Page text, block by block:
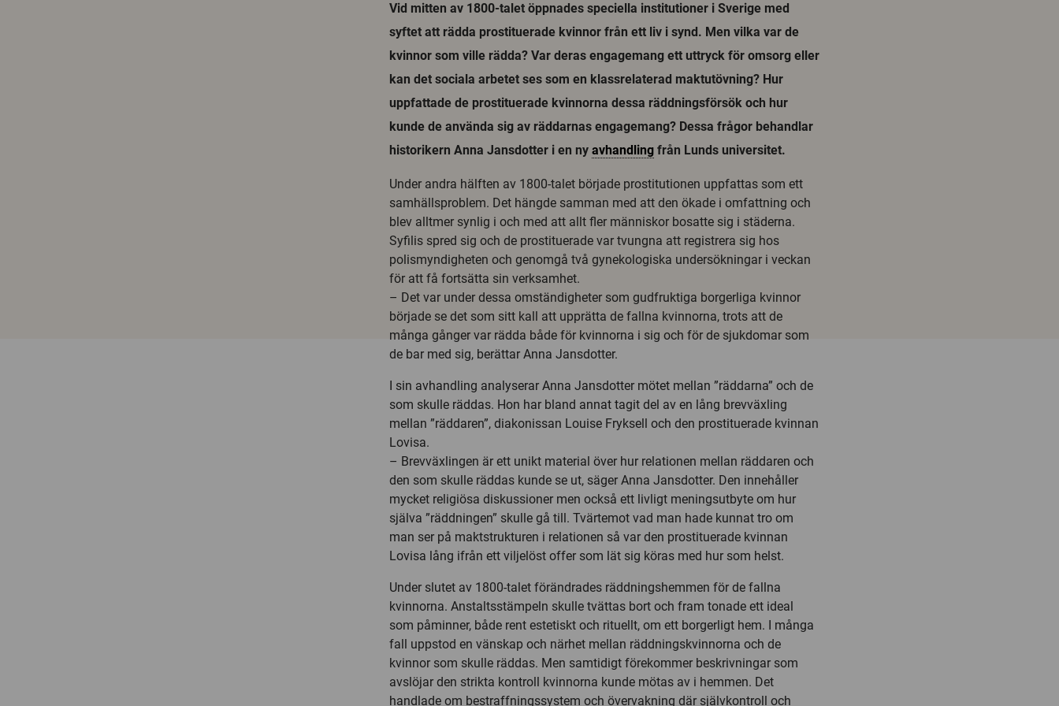
Vid mitten av 1800-talet öppnades speciella institutioner i Sverige med
syftet att rädda prostituerade kvinnor från ett liv i synd. Men vilka var de
kvinnor som ville rädda? Var deras engagemang ett uttryck för omsorg eller
kan det sociala arbetet ses som en klassrelaterad maktutövning? Hur
uppfattade de prostituerade kvinnorna dessa räddningsförsök och hur
kunde de använda sig av räddarnas engagemang? Dessa frågor behandlar
historikern Anna Jansdotter i en ny avhandling från Lunds universitet.
Under andra hälften av 1800-talet började prostitutionen uppfattas som ett
samhällsproblem. Det hängde samman med att den ökade i omfattning och
blev alltmer synlig i och med att allt fler människor bosatte sig i städerna.
Syfilis spred sig och de prostituerade var tvungna att registrera sig hos
polismyndigheten och genomgå två gynekologiska undersökningar i veckan
för att få fortsätta sin verksamhet.
– Det var under dessa omständigheter som gudfruktiga borgerliga kvinnor
började se det som sitt kall att upprätta de fallna kvinnorna, trots att de
många gånger var rädda både för kvinnorna i sig och för de sjukdomar som
de bar med sig, berättar Anna Jansdotter.
I sin avhandling analyserar Anna Jansdotter mötet mellan ”räddarna” och de
som skulle räddas. Hon har bland annat tagit del av en lång brevväxling
mellan ”räddaren”, diakonissan Louise Fryksell och den prostituerade kvinnan
Lovisa.
– Brevväxlingen är ett unikt material över hur relationen mellan räddaren och
den som skulle räddas kunde se ut, säger Anna Jansdotter. Den innehåller
mycket religiösa diskussioner men också ett livligt meningsutbyte om hur
själva ”räddningen” skulle gå till. Tvärtemot vad man hade kunnat tro om
man ser på maktstrukturen i relationen så var den prostituerade kvinnan
Lovisa lång ifrån ett viljelöst offer som lät sig köras med hur som helst.
Under slutet av 1800-talet förändrades räddningshemmen för de fallna
kvinnorna. Anstaltsstämpeln skulle tvättas bort och fram tonade ett ideal
som påminner, både rent estetiskt och rituellt, om ett borgerligt hem. I många
fall uppstod en vänskap och närhet mellan räddningskvinnorna och de
kvinnor som skulle räddas. Men samtidigt förekommer beskrivningar som
avslöjar den strikta kontroll kvinnorna kunde mötas av i hemmen. Det
handlade om bestraffningssystem och övervakning där självkontroll och